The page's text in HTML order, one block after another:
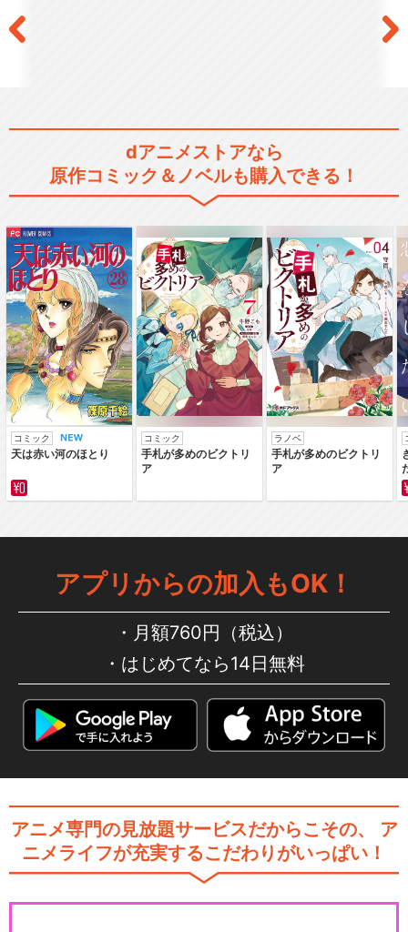
dアニメストアなら
原作コミック＆ノベルも購入できる！
コミック
天は赤い河のほとり
コミック
手札が多めのビクトリ
ア
ラノベ
手札が多めのビクトリ
ア
アプリからの加入もOK！
月額760円（税込）
はじめてなら14日無料
アニメ専門の見放題サービスだからこその、
ア
ニメライフが充実するこだわりがいっぱい！